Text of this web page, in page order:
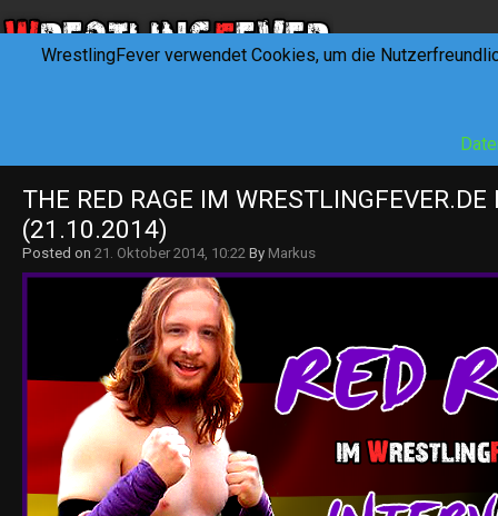
THE RED RAGE IM WRESTLINGFEVER.DE
(21.10.2014)
Posted on 21. Oktober 2014, 10:22 By Markus
WrestlingFever verwendet Cookies, um die